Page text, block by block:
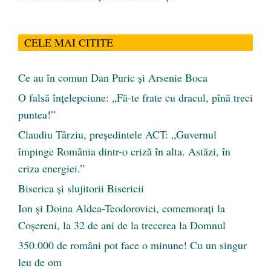
CELE MAI CITITE
Ce au în comun Dan Puric şi Arsenie Boca
O falsă înțelepciune: „Fă-te frate cu dracul, pînă treci
puntea!”
Claudiu Târziu, președintele ACT: „Guvernul
împinge România dintr-o criză în alta. Astăzi, în
criza energiei.”
Biserica și slujitorii Bisericii
Ion și Doina Aldea-Teodorovici, comemorați la
Coșereni, la 32 de ani de la trecerea la Domnul
350.000 de români pot face o minune! Cu un singur
leu de om